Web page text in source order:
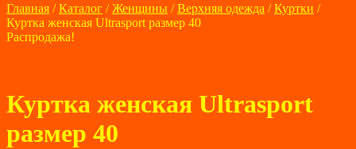
Главная /Каталог /Женщины /Верхняя одежда /Куртки /
Куртка женская Ultrasport размер 40
Распродажа!
Куртка женская Ultrasport
размер 40